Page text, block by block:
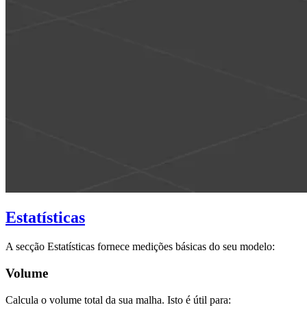
Estatísticas
A secção Estatísticas fornece medições básicas do seu modelo:
Volume
Calcula o volume total da sua malha. Isto é útil para: